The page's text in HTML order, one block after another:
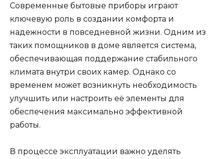
Современные бытовые приборы играют
ключевую роль в создании комфорта и
надежности в повседневной жизни. Одним из
таких помощников в доме является система,
обеспечивающая поддержание стабильного
климата внутри своих камер. Однако со
временем может возникнуть необходимость
улучшить или настроить её элементы для
обеспечения максимально эффективной
работы.
В процессе эксплуатации важно уделять